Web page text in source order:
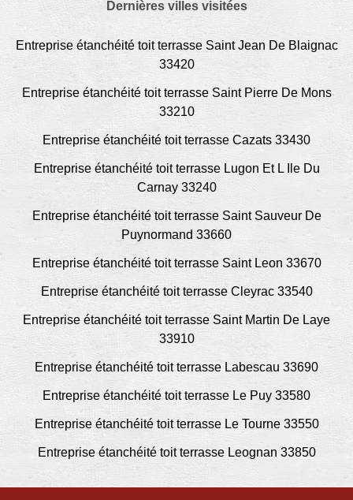
Dernières villes visitées
Entreprise étanchéité toit terrasse Saint Jean De Blaignac
33420
Entreprise étanchéité toit terrasse Saint Pierre De Mons
33210
Entreprise étanchéité toit terrasse Cazats 33430
Entreprise étanchéité toit terrasse Lugon Et L Ile Du
Carnay 33240
Entreprise étanchéité toit terrasse Saint Sauveur De
Puynormand 33660
Entreprise étanchéité toit terrasse Saint Leon 33670
Entreprise étanchéité toit terrasse Cleyrac 33540
Entreprise étanchéité toit terrasse Saint Martin De Laye
33910
Entreprise étanchéité toit terrasse Labescau 33690
Entreprise étanchéité toit terrasse Le Puy 33580
Entreprise étanchéité toit terrasse Le Tourne 33550
Entreprise étanchéité toit terrasse Leognan 33850